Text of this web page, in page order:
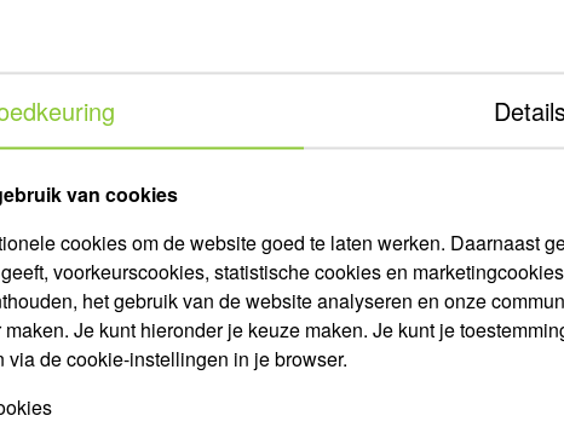
dan ook
Stuur ons
met ons
Art. Nr.
Aansluiting
Uitvoering
Max. capaciteit
Min. capaciteit
Ampère
van cookies
cookies om de website goed te laten werken. Daarnaast
voorkeurscookies, statistische cookies en
het gebruik van de website analyseren en onze
Je kunt hieronder je keuze maken. Je kunt je
via de cookie-instellingen in je browser.